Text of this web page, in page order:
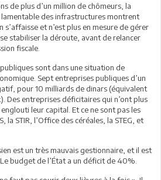
de plus d’un million de chômeurs, la
lamentable des infrastructures montrent
s’affaisse et n’est plus en mesure de gérer
stabiliser la déroute, avant de relancer
fiscale.
sont dans une situation de
Sept entreprises publiques d’un
pour 10 milliards de dinars (équivalent
Des entreprises déficitaires qui n’ont plus
leur capital. Et ce ne sont pas les
la STIR, l’Office des céréales, la STEG, et
est un très mauvais gestionnaire, et il est
budget de l’État a un déficit de 40%.